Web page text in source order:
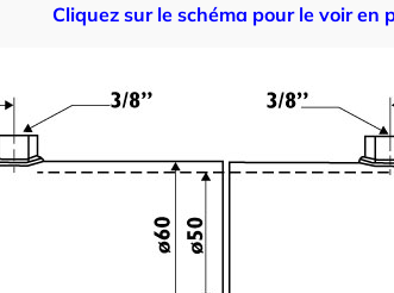
Cliquez sur le schéma pour le voir en